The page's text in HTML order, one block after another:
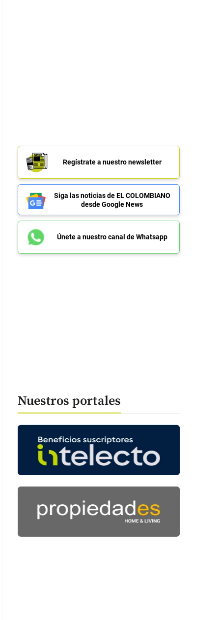
Regístrate a nuestro newsletter
Siga las noticias de EL COLOMBIANO
desde Google News
Únete a nuestro canal de Whatsapp
Nuestros portales